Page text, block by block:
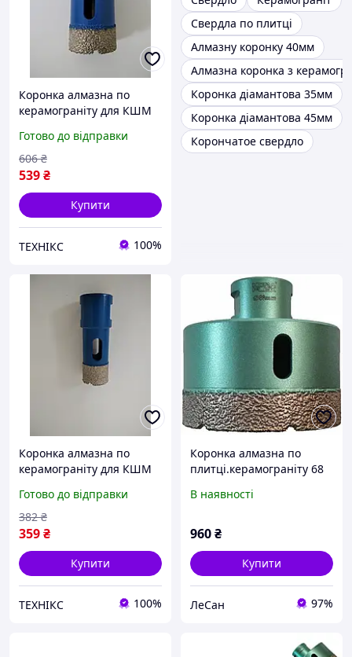
Коронка алмазна по
керамограніту для КШМ
Готово до відправки
539₴
606 ₴
Купити
ТЕХНІКС 100%
Свердла по плитці
Алмазну коронку 40мм
Алмазна коронка з
Коронка діамантова 35мм
Коронка діамантова 45мм
Корончатое свердло
Коронка алмазна по
керамограніту для КШМ
Готово до відправки
359₴
382 ₴
Купити
ТЕХНІКС 100%
Коронка алмазна по
плитці.керамограніту 68
В наявності
960₴
Купити
ЛеСан 97%